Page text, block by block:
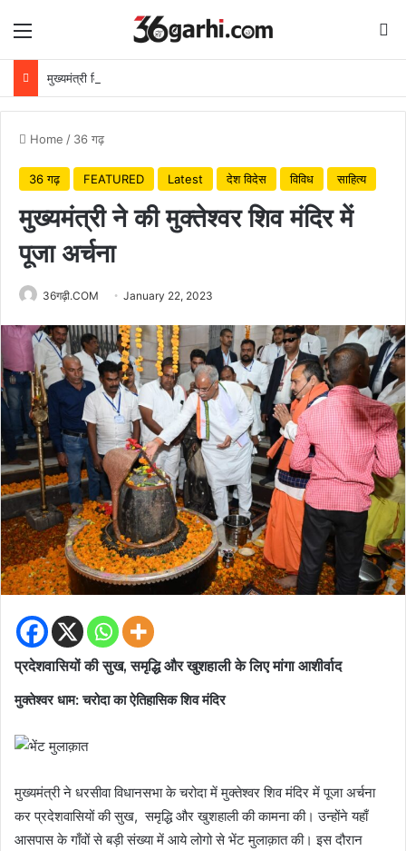
Menu
Home / 36 गढ़
36 गढ़ FEATURED Latest देश विदेस विविध साहित्य
मुख्यमंत्री ने की मुक्तेश्वर शिव मंदिर में
पूजा अर्चना
36गढ़ी.COM January 22, 2023
प्रदेशवासियों की सुख, समृद्धि और खुशहाली के लिए मांगा आशीर्वाद
मुक्तेश्वर धाम: चरोदा का ऐतिहासिक शिव मंदिर
मुख्यमंत्री ने धरसीवा विधानसभा के चरोदा में मुक्तेश्वर शिव मंदिर में पूजा अर्चना
कर प्रदेशवासियों की सुख, समृद्धि और खुशहाली की कामना की। उन्होंने यहाँ
आसपास के गाँवों से बड़ी संख्या में आये लोगो से भेंट मुलाक़ात की। इस दौरान